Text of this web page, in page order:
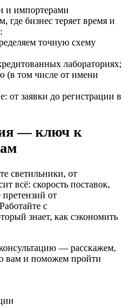
и импортерами
где бизнес теряет время и
точную схему
лабораториях;
(в том числе от имени
от заявки до регистрации в
— ключ к
светильники, от
всё: скорость поставок,
претензий от
с
знает, как сэкономить
— расскажем,
вам и поможем пройти